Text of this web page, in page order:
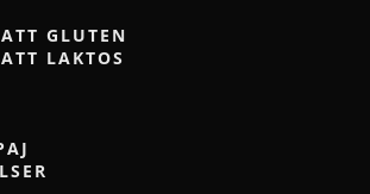
GLUTEN
LAKTOS